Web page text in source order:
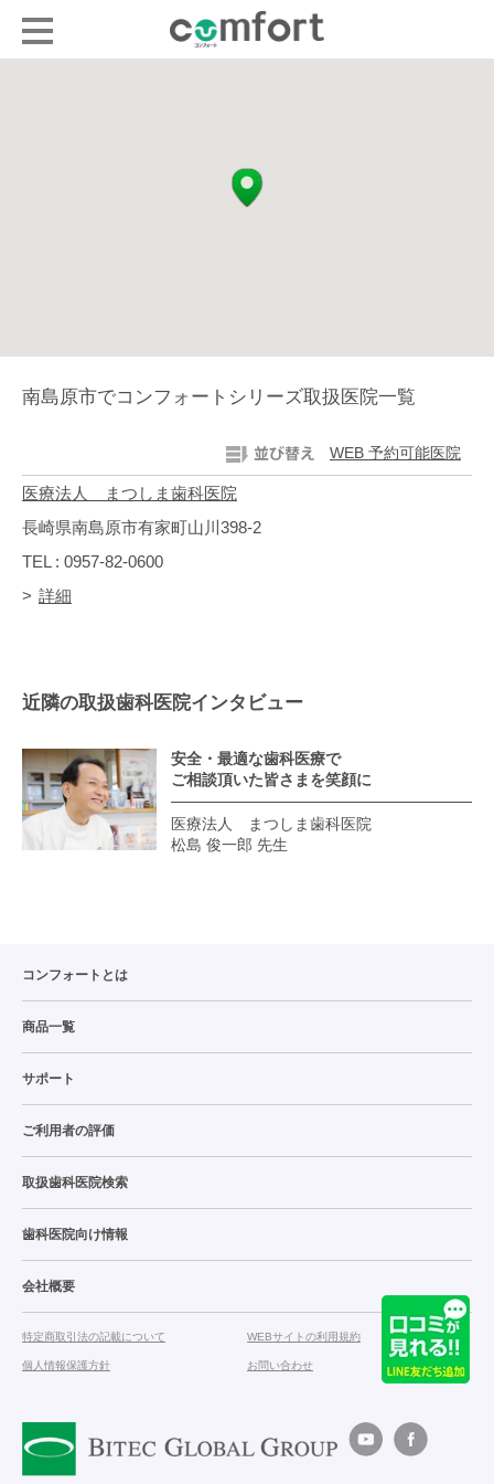
南島原市でコンフォートシリーズ取扱医院一覧
WEB 予約可能医院
医療法人 まつしま歯科医院
長崎県南島原市有家町山川398-2
TEL : 0957-82-0600
詳細
近隣の取扱歯科医院インタビュー
安全・最適な歯科医療で
ご相談頂いた皆さまを笑顔に
医療法人 まつしま歯科医院
松島 俊一郎 先生
コンフォートとは
商品一覧
サポート
ご利用者の評価
取扱歯科医院検索
歯科医院向け情報
会社概要
特定商取引法の記載について WEBサイトの利用規約
個人情報保護方針 お問い合わせ